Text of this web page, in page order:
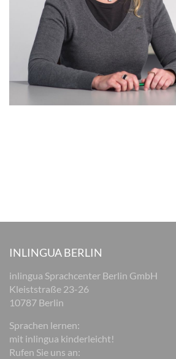
INLINGUA BERLIN
inlingua Sprachcenter Berlin GmbH
Kleiststraße 23-26
10787 Berlin
Sprachen lernen:
mit inlingua kinderleicht!
Rufen Sie uns an: